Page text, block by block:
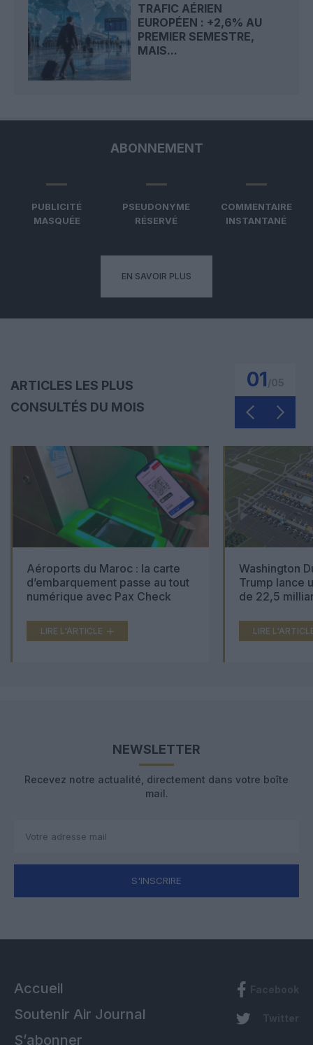
TRAFIC AÉRIEN
EUROPÉEN : +2,6% AU
PREMIER SEMESTRE,
MAIS...
ABONNEMENT
PUBLICITÉ
MASQUÉE
PSEUDONYME
RÉSERVÉ
COMMENTAIRE
INSTANTANÉ
EN SAVOIR PLUS
ARTICLES LES PLUS
CONSULTÉS DU MOIS
01
Aéroports du Maroc : la carte
d’embarquement passe au tout
numérique avec Pax Check
LIRE L'ARTICLE
Washington
Trump lance
de 22,5
LIRE
NEWSLETTER
Recevez notre actualité, directement dans votre boîte
mail.
S'INSCRIRE
Accueil
Soutenir Air Journal
S’abonner